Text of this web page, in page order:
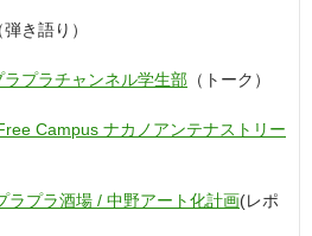
弾き語り）
プラチャンネル学生部 （トーク）
Campus ナカノアンテナストリー
ラプラ酒場 / 中野アート化計画(レポ